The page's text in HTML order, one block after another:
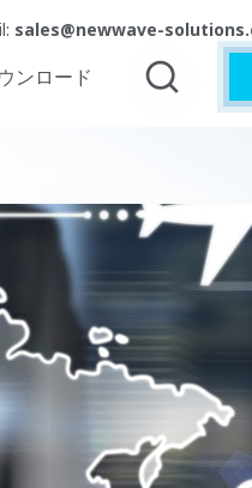
sales@newwave-
ンロード